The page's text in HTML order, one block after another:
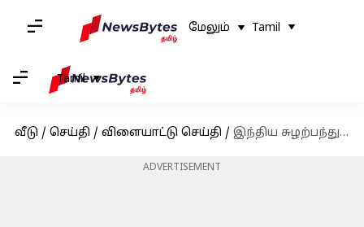
மேலும் Tamil
Tamil
வீடு / செய்தி / விளையாட்டு செய்தி / இந்திய சுழற்பந்து ஜாம்பவான் பிஷன் சிங் பேடி உடல்நலக்குறைவால் காலமானார்
ADVERTISEMENT